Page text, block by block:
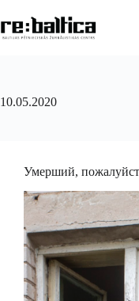
к
сути
10.05.2020
Умерший,